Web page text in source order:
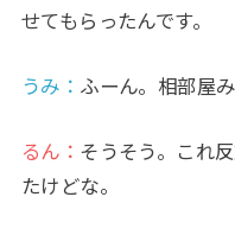
せてもらったんです。
うみ ： ふーん。相部屋
るん： そうそう。これ
たけどな。